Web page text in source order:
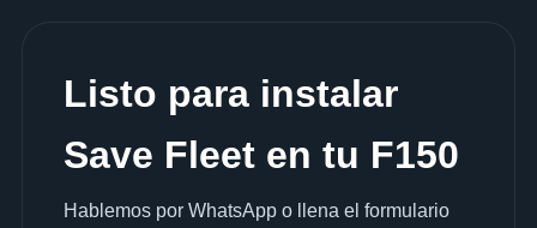
Listo para instalar
Save Fleet en tu F150
Hablemos por WhatsApp o llena el formulario